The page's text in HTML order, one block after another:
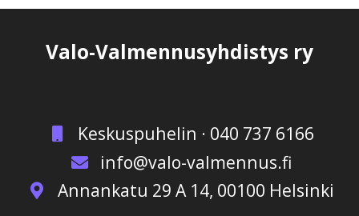
Valo-Valmennusyhdistys ry
Keskuspuhelin · 040 737 6166
info@valo-valmennus.fi
Annankatu 29 A 14, 00100 Helsinki